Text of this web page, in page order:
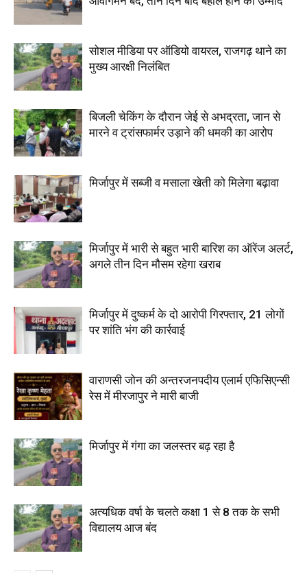
सोशल मीडिया पर ऑडियो वायरल, राजगढ़ थाने का
मुख्य आरक्षी निलंबित
बिजली चेकिंग के दौरान जेई से अभद्रता, जान से
मारने व ट्रांसफार्मर उड़ाने की धमकी का आरोप
मिर्जापुर में सब्जी व मसाला खेती को मिलेगा बढ़ावा
मिर्जापुर में भारी से बहुत भारी बारिश का ऑरेंज अलर्ट,
अगले तीन दिन मौसम रहेगा खराब
मिर्जापुर में दुष्कर्म के दो आरोपी गिरफ्तार, 21 लोगों
पर शांति भंग की कार्रवाई
वाराणसी जोन की अन्तरजनपदीय एलार्म एफिसिएन्सी
रेस में मीरजापुर ने मारी बाजी
मिर्जापुर में गंगा का जलस्तर बढ़ रहा है
अत्यधिक वर्षा के चलते कक्षा 1 से 8 तक के सभी
विद्यालय आज बंद